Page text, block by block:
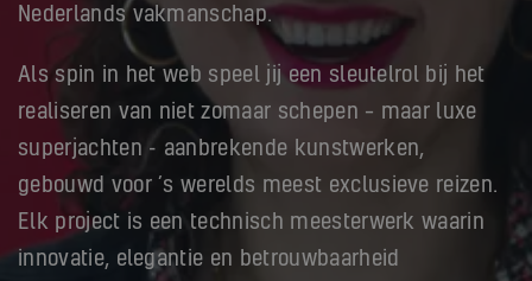
Nederlands vakmanschap.
Als spin in het web speel jij een sleutelrol bij het
realiseren van niet zomaar schepen – maar luxe
superjachten - aanbrekende kunstwerken,
gebouwd voor ’s werelds meest exclusieve reizen.
Elk project is een technisch meesterwerk waarin
innovatie, elegantie en betrouwbaarheid